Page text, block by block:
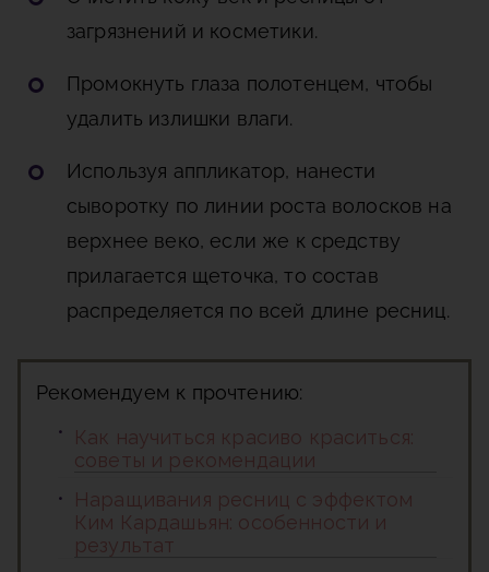
загрязнений и косметики.
Промокнуть глаза полотенцем, чтобы
удалить излишки влаги.
Используя аппликатор, нанести
сыворотку по линии роста волосков на
верхнее веко, если же к средству
прилагается щеточка, то состав
распределяется по всей длине ресниц.
Рекомендуем к прочтению:
Как научиться красиво краситься:
советы и рекомендации
Наращивания ресниц с эффектом
Ким Кардашьян: особенности и
результат